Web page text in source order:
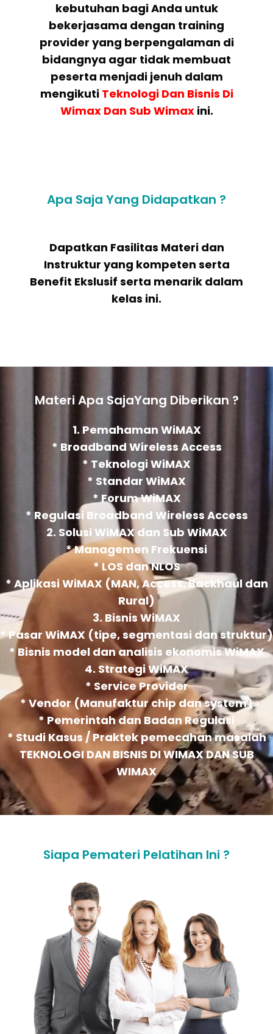
kebutuhan bagi Anda untuk
bekerjasama dengan training
provider yang berpengalaman di
bidangnya agar tidak membuat
peserta menjadi jenuh dalam
mengikuti Teknologi Dan Bisnis Di
Wimax Dan Sub Wimax ini.
Apa Saja Yang Didapatkan ?
Dapatkan Fasilitas Materi dan
Instruktur yang kompeten serta
Benefit Ekslusif serta menarik dalam
kelas ini.
Materi Apa SajaYang Diberikan ?
1. Pemahaman WiMAX
* Broadband Wireless Access
* Teknologi WiMAX
* Standar WiMAX
* Forum WiMAX
* Regulasi Broadband Wireless Access
2. Solusi WiMAX dan Sub WiMAX
* Managemen Frekuensi
* LOS dan NLOS
* Aplikasi WiMAX (MAN, Access, Backhaul dan
Rural)
3. Bisnis WiMAX
* Pasar WiMAX (tipe, segmentasi dan struktur)
* Bisnis model dan analisis ekonomis WiMAX
4. Strategi WiMAX
* Service Provider
* Vendor (Manufaktur chip dan system)
* Pemerintah dan Badan Regulasi
* Studi Kasus / Praktek pemecahan masalah
TEKNOLOGI DAN BISNIS DI WIMAX DAN SUB
WIMAX
Siapa Pemateri Pelatihan Ini ?